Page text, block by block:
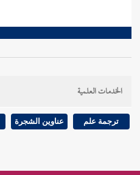
الخدمات العلمية
ترجمة علم عناوين الشجرة